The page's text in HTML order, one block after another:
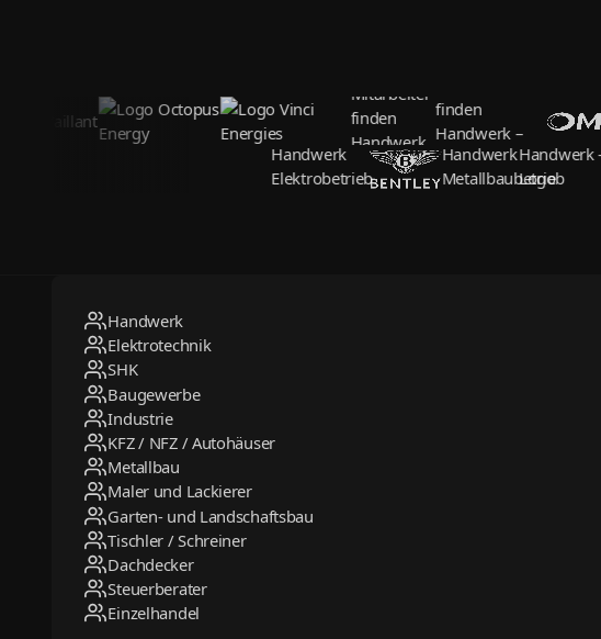
Handwerk
Elektrotechnik
SHK
Baugewerbe
Industrie
KFZ / NFZ / Autohäuser
Metallbau
Maler und Lackierer
Garten- und Landschaftsbau
Tischler / Schreiner
Dachdecker
Steuerberater
Einzelhandel